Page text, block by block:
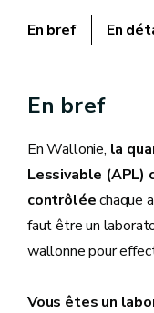
En bref En
En bref
En Wallonie, la
Lessivable (APL)
contrôléechaque
faut être un
wallonne pour
Vous êtes un